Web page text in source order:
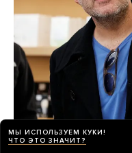
Секретное ИИ-
МЫ ИСПОЛЬЗУЕМ КУКИ!
ЧТО ЭТО ЗНАЧИТ?